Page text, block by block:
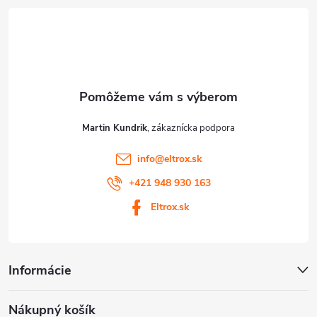
Martin Kundrik
info@eltrox.sk
+421 948 930 163
Eltrox.sk
Informácie
Nákupný košík